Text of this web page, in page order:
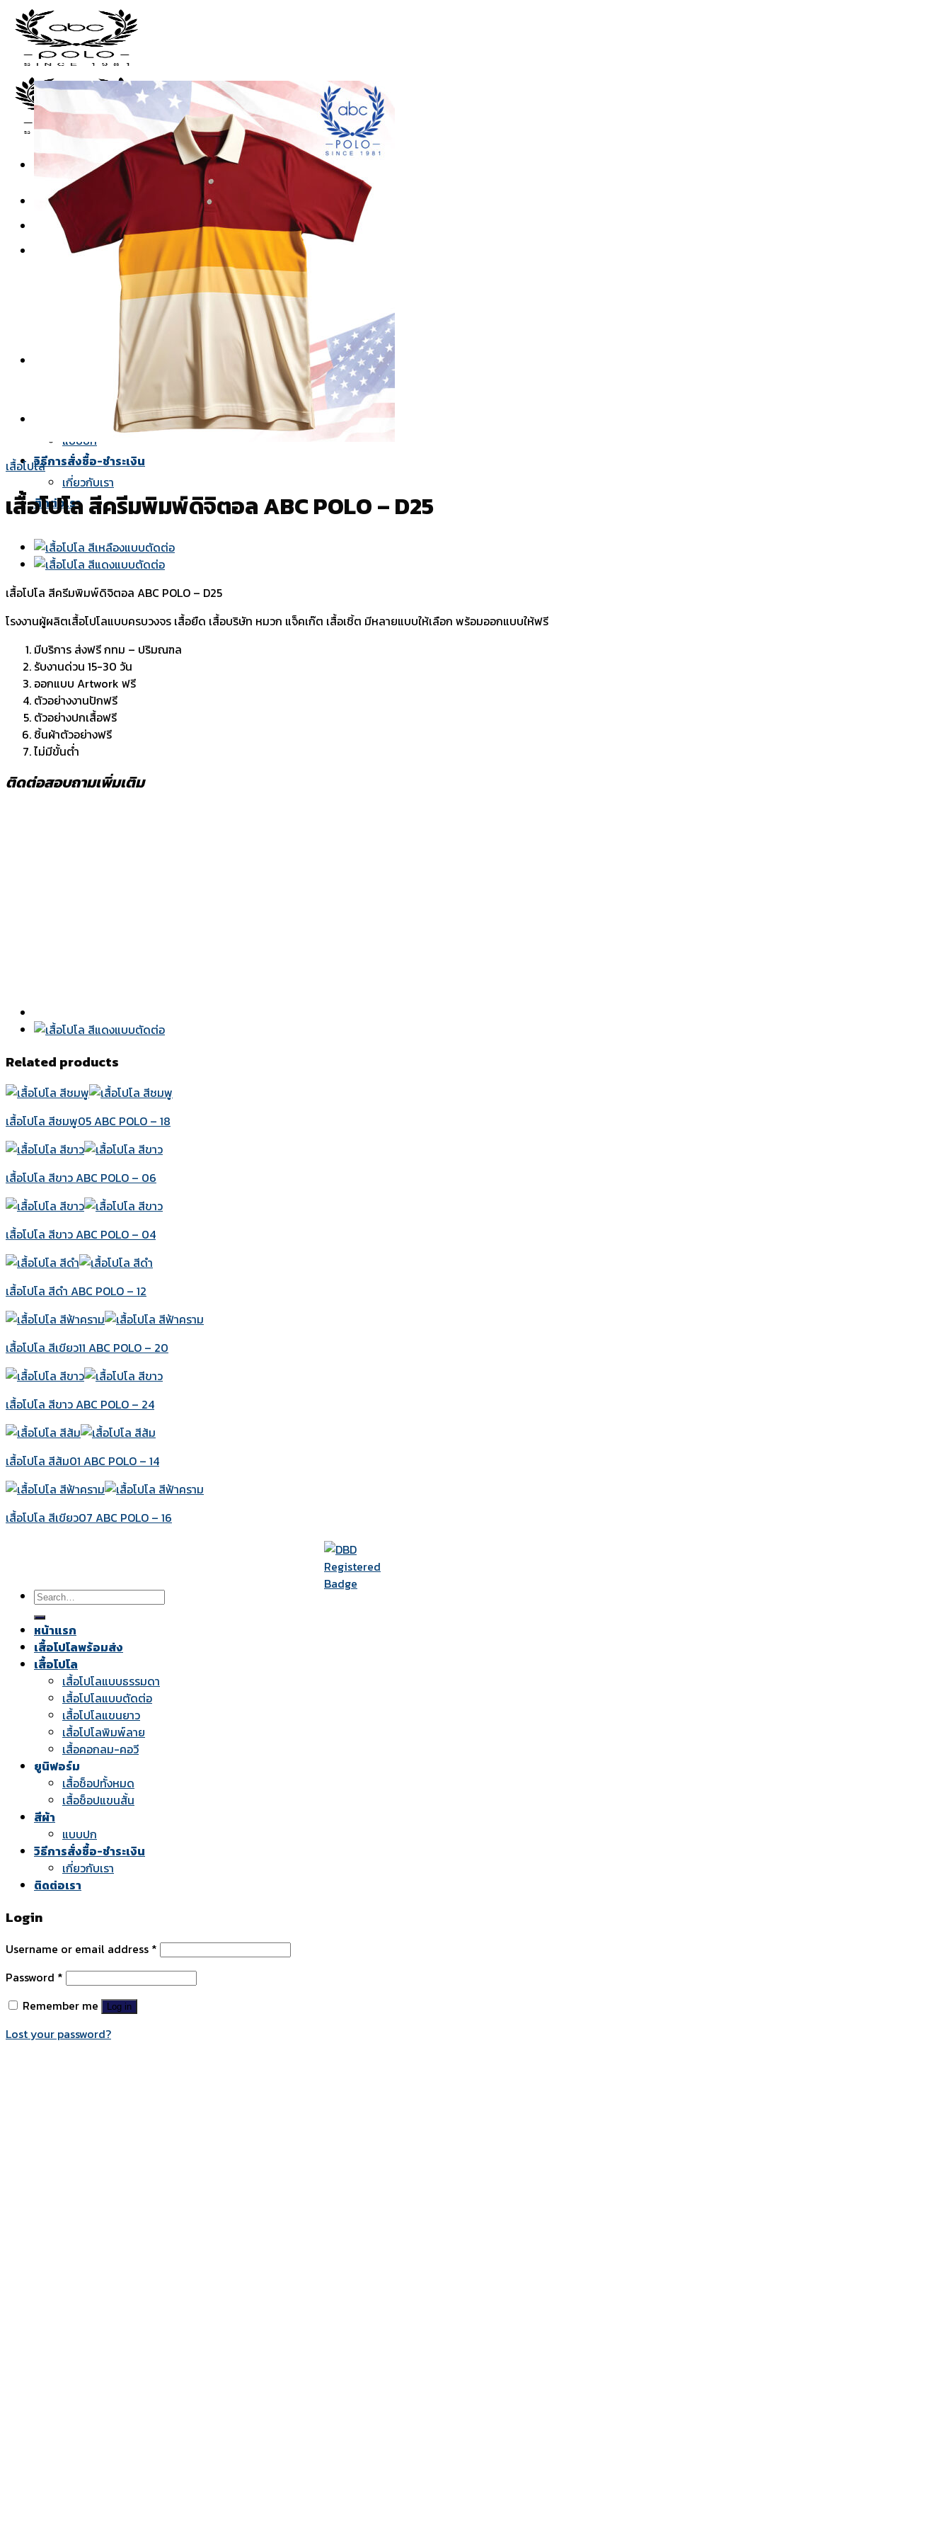
Skip
to
content
หน้าแรก
เสื้อโปโลพร้อมส่ง
เสื้อโปโล
เสื้อโปโลแบบธรรมดา
เสื้อโปโลแบบตัดต่อ
เสื้อโปโลแขนยาว
เสื้อโปโลพิมพ์ลาย
เสื้อคอกลม-คอวี
เสื้อช็อปทั้งหมด
เสื้อช็อปแขนสั้น
แบบปก
วิธีการสั่งซื้อ-ชำระเงิน
เกี่ยวกับเรา
ติดต่อเรา
เสื้อโปโล
เสื้อโปโล สีครีมพิมพ์ดิจิตอล ABC POLO – D25
เสื้อโปโล สีครีมพิมพ์ดิจิตอล ABC POLO – D25
โรงงานผู้ผลิตเสื้อโปโลแบบครบวงจร เสื้อยืด เสื้อบริษัท หมวก แจ็คเก๊ต เสื้อเชิ้ต มีหลายแบบให้เลือก พร้อมออกแบบให้ฟรี
มีบริการ ส่งฟรี กทม – ปริมณฑล
รับงานด่วน 15-30 วัน
ออกแบบ Artwork ฟรี
ตัวอย่างงานปักฟรี
ตัวอย่างปกเสื้อฟรี
ชิ้นผ้าตัวอย่างฟรี
ไม่มีขั้นต่ำ
ติดต่อสอบถามเพิ่มเติม
Related products
เสื้อโปโล สีชมพู05 ABC POLO – 18
เสื้อโปโล สีขาว ABC POLO – 06
เสื้อโปโล สีขาว ABC POLO – 04
เสื้อโปโล สีดำ ABC POLO – 12
เสื้อโปโล สีเขียว11 ABC POLO – 20
เสื้อโปโล สีขาว ABC POLO – 24
เสื้อโปโล สีส้ม01 ABC POLO – 14
เสื้อโปโล สีเขียว07 ABC POLO – 16
Search
for:
หน้าแรก
เสื้อโปโลพร้อมส่ง
เสื้อโปโล
เสื้อโปโลแบบธรรมดา
เสื้อโปโลแบบตัดต่อ
เสื้อโปโลแขนยาว
เสื้อโปโลพิมพ์ลาย
เสื้อคอกลม-คอวี
ยูนิฟอร์ม
เสื้อช็อปทั้งหมด
เสื้อช็อปแขนสั้น
สีผ้า
แบบปก
วิธีการสั่งซื้อ-ชำระเงิน
เกี่ยวกับเรา
ติดต่อเรา
Login
Username or email address *
Password *
Remember me
Log in
Lost your password?